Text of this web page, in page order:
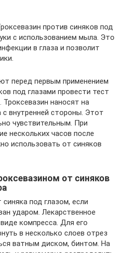
против синяков под
с использованием мыла. Это
в глаза и позволит
перед первым применением
под глазами провести тест
Троксевазин наносят на
с внутренней стороны. Этот
чувствительным. При
нескольких часов после
использовать от синяков
от синяков
под глазом, если
ударом. Лекарственное
компресса. Для его
в несколько слоев отрез
ватным диском, бинтом. На